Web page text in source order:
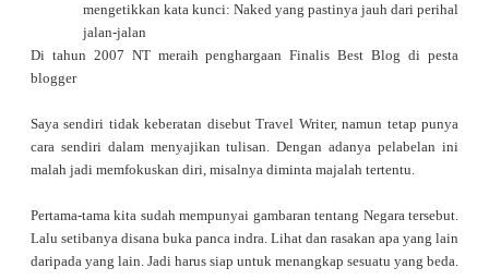
mengetikkan kata kunci: Naked yang pastinya jauh dari perihal
jalan-jalan
Di tahun 2007 NT meraih penghargaan Finalis Best Blog di pesta
blogger
Saya sendiri tidak keberatan disebut Travel Writer, namun tetap punya
cara sendiri dalam menyajikan tulisan. Dengan adanya pelabelan ini
malah jadi memfokuskan diri, misalnya diminta majalah tertentu.
Pertama-tama kita sudah mempunyai gambaran tentang Negara tersebut.
Lalu setibanya disana buka panca indra. Lihat dan rasakan apa yang lain
daripada yang lain. Jadi harus siap untuk menangkap sesuatu yang beda.